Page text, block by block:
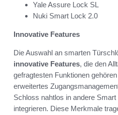
Yale Assure Lock SL
Nuki Smart Lock 2.0
Innovative Features
Die Auswahl an smarten
innovative Features, die den
gefragtesten Funktionen
erweitertes
Schloss nahtlos in andere
integrieren. Diese Merkmale